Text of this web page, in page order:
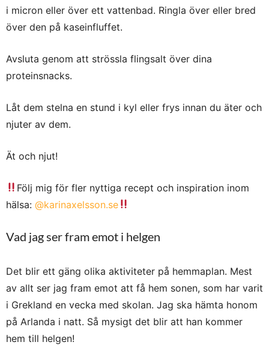
i micron eller över ett vattenbad. Ringla över eller bred
över den på kaseinfluffet.
Avsluta genom att strössla flingsalt över dina
proteinsnacks.
Låt dem stelna en stund i kyl eller frys innan du äter och
njuter av dem.
Ät och njut!
Följ mig för fler nyttiga recept och inspiration inom
hälsa: @karinaxelsson.se
Vad jag ser fram emot i helgen
Det blir ett gäng olika aktiviteter på hemmaplan. Mest
av allt ser jag fram emot att få hem sonen, som har varit
i Grekland en vecka med skolan. Jag ska hämta honom
på Arlanda i natt. Så mysigt det blir att han kommer
hem till helgen!